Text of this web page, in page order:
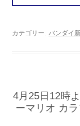
カテゴリー: バンダイ
4月25日12時
ーマリオ カ